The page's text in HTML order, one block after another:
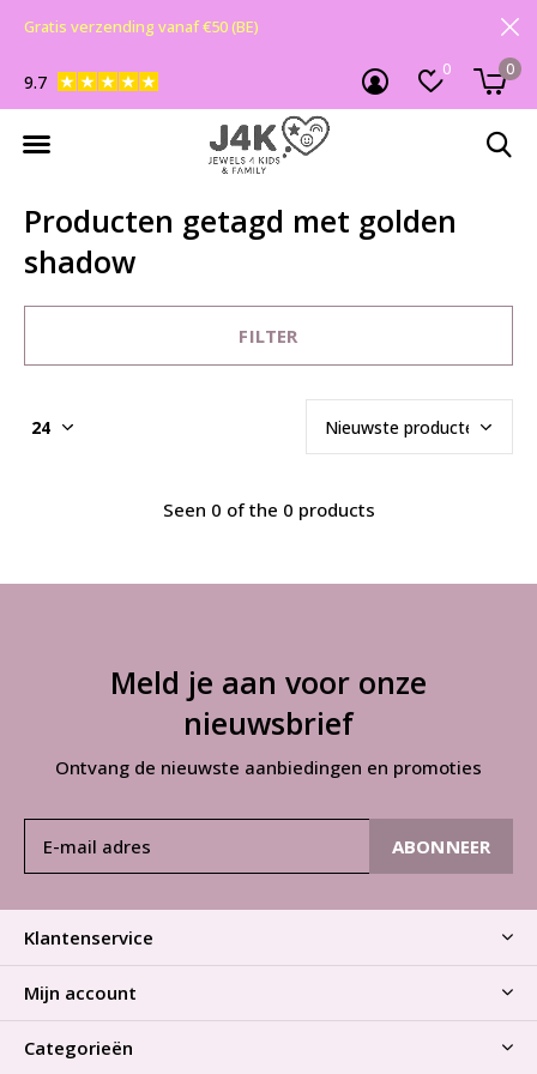
0 0
9.7
Gratis verzending vanaf €50 (BE)
Producten getagd met golden
shadow
FILTER
Seen 0 of the 0 products
Meld je aan voor onze
nieuwsbrief
Ontvang de nieuwste aanbiedingen en promoties
ABONNEER
Klantenservice
Mijn account
Categorieën